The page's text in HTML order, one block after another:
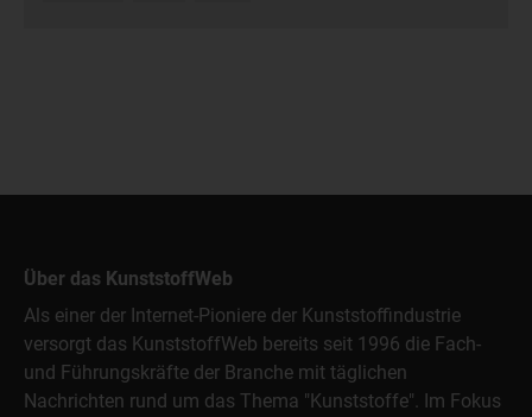
Über das KunststoffWeb
Als einer der Internet-Pioniere der Kunststoffindustrie
versorgt das KunststoffWeb bereits seit 1996 die Fach-
und Führungskräfte der Branche mit täglichen
Nachrichten rund um das Thema "Kunststoffe". Im Fokus